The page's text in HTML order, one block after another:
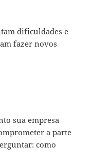
dificuldades e
fazer novos
sua empresa
a parte
como